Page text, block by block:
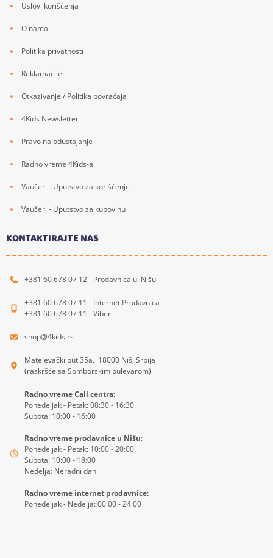
Uslovi korišćenja
O nama
Politika privatnosti
Reklamacije
Otkazivanje / Politika povraćaja
4Kids Newsletter
Pravo na odustajanje
Radno vreme 4Kids-a
Vaučeri - Uputstvo za korišćenje
Vaučeri - Uputstvo za kupovinu
KONTAKTIRAJTE NAS
+381 60 678 07 12 - Prodavnica u Nišu
+381 60 678 07 11 - Internet Prodavnica
+381 60 678 07 11 - Viber
shop@4kids.rs
Matejevački put 35a, 18000 Niš, Srbija
(raskršće sa Somborskim bulevarom)
Radno vreme Call centra:
Ponedeljak - Petak: 08:30 - 16:30
Subota: 10:00 - 16:00
Radno vreme prodavnice u Nišu:
Ponedeljak - Petak: 10:00 - 20:00
Subota: 10:00 - 18:00
Nedelja: Neradni dan
Radno vreme internet prodavnice:
Ponedeljak - Nedelja: 00:00 - 24:00